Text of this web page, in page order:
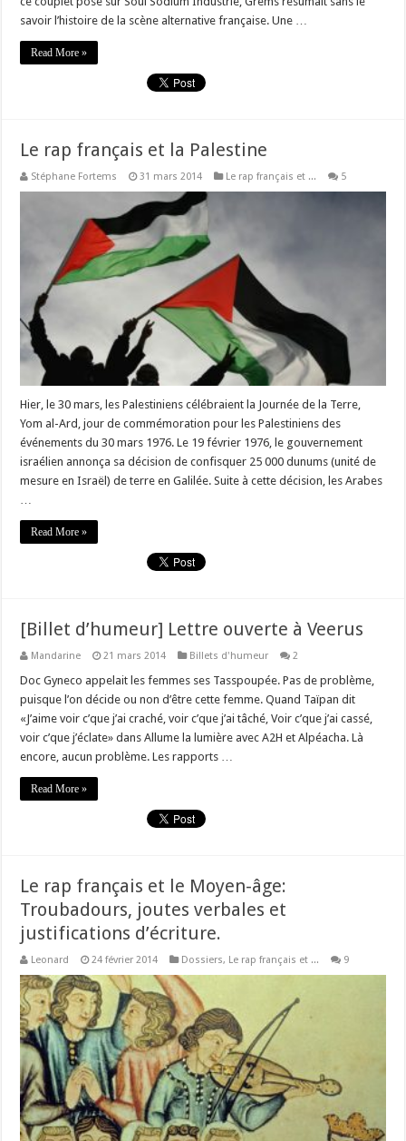
savoir l’histoire de la scène alternative française. Une …
Read More »
Le rap français et la Palestine
Stéphane Fortems 31 mars 2014 Le rap français et ... 5
Hier, le 30 mars, les Palestiniens célébraient la Journée de la Terre,
Yom al-Ard, jour de commémoration pour les Palestiniens des
événements du 30 mars 1976. Le 19 février 1976, le gouvernement
israélien annonça sa décision de confisquer 25 000 dunums (unité de
mesure en Israël) de terre en Galilée. Suite à cette décision, les Arabes
…
Read More »
[Billet d’humeur] Lettre ouverte à Veerus
Mandarine 21 mars 2014 Billets d'humeur 2
Doc Gyneco appelait les femmes ses Tasspoupée. Pas de problème,
puisque l’on décide ou non d’être cette femme. Quand Taïpan dit
«J’aime voir c’que j’ai craché, voir c’que j’ai tâché, Voir c’que j’ai cassé,
voir c’que j’éclate» dans Allume la lumière avec A2H et Alpéacha. Là
encore, aucun problème. Les rapports …
Read More »
Le rap français et le Moyen-âge:
Troubadours, joutes verbales et
justifications d’écriture.
Leonard 24 février 2014 Dossiers, Le rap français et ... 9